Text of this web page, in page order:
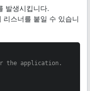
발생시킵니다.
리스너를 붙일 수 있습니
the application.